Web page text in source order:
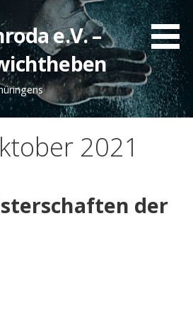
e.V. –
2021
der